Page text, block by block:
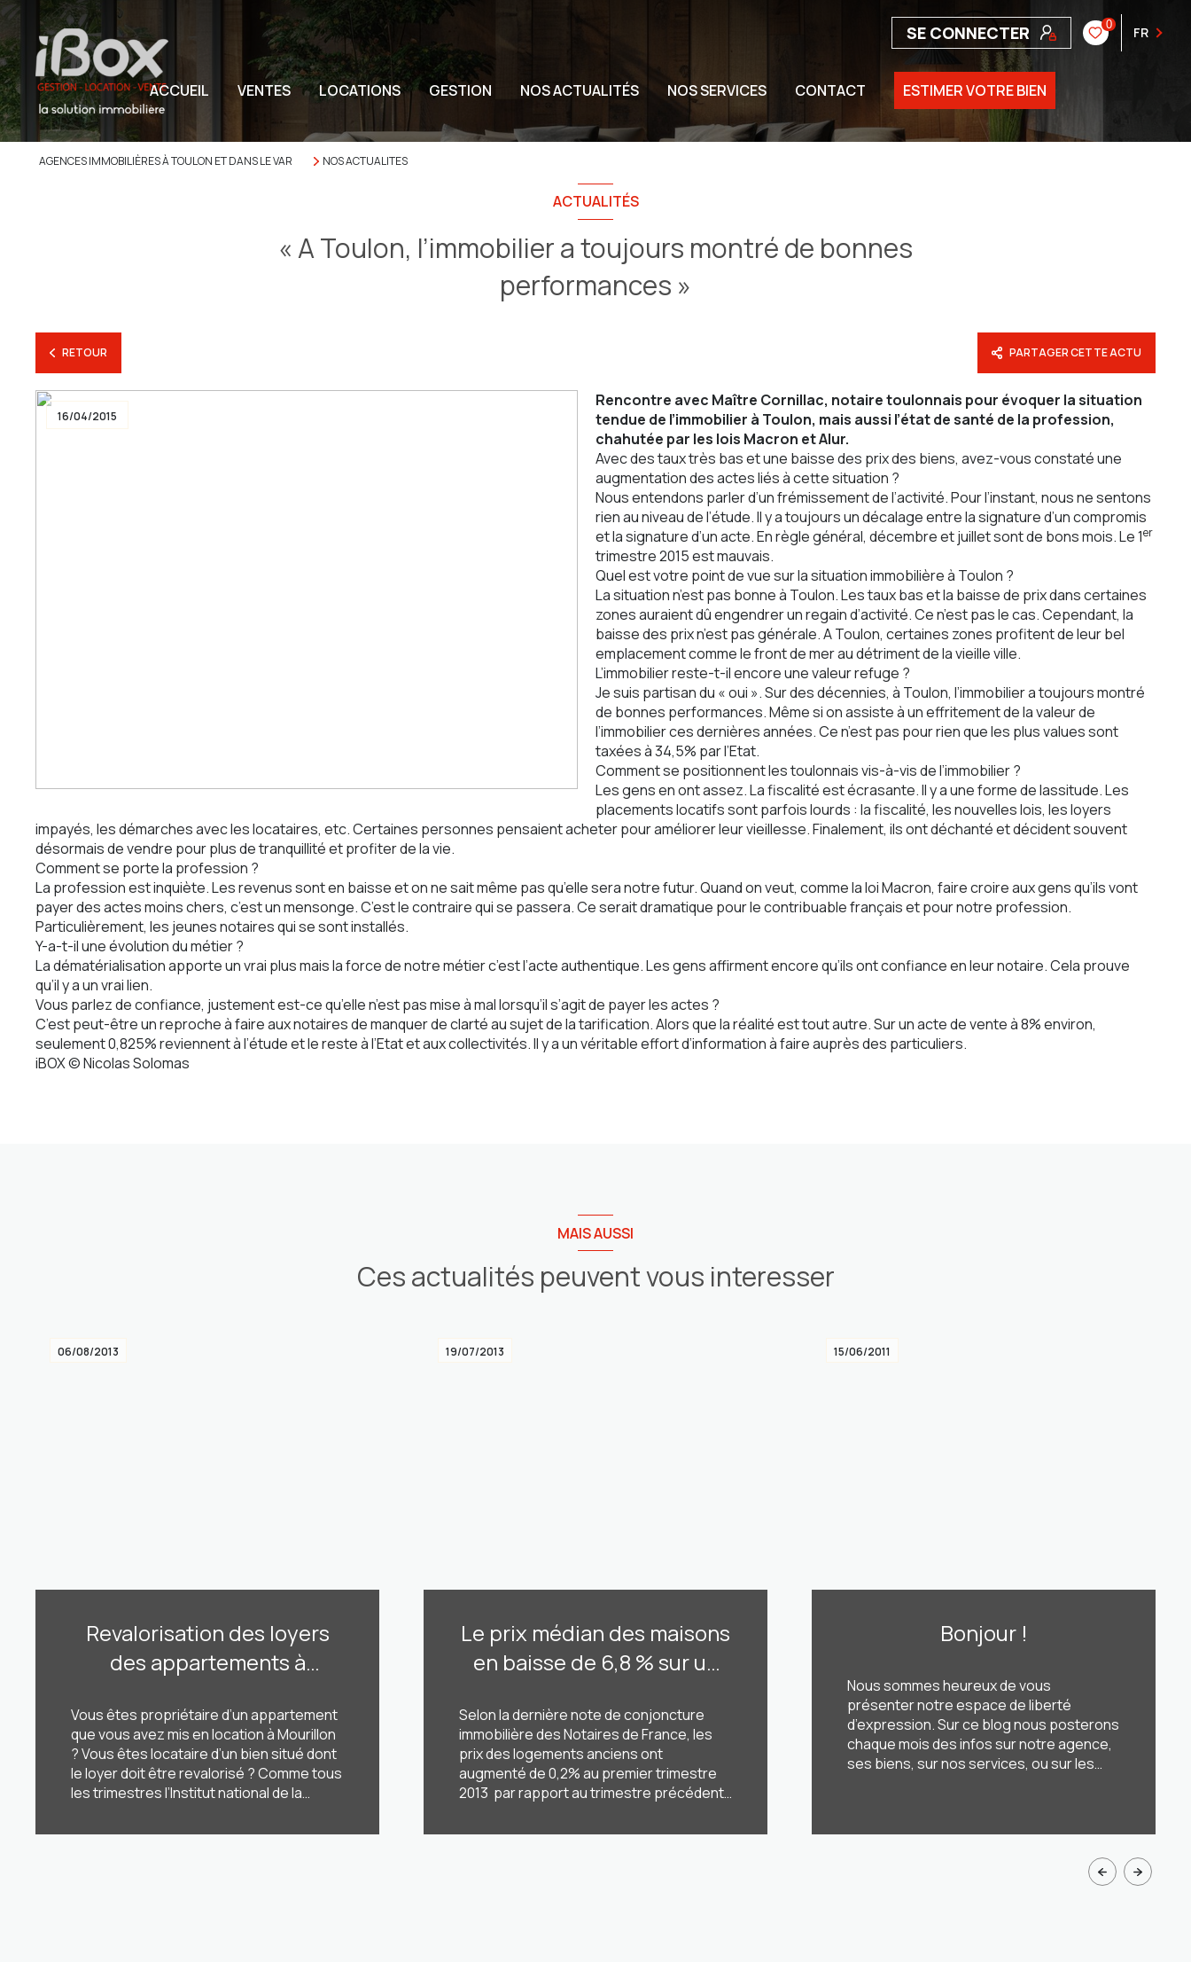
SE CONNECTER 0 FR
ACCUEIL VENTES LOCATIONS GESTION NOS ACTUALITÉS NOS SERVICES CONTACT ESTIMER VOTRE BIEN
AGENCES IMMOBILIÈRES À TOULON ET DANS LE VAR NOS ACTUALITES
ACTUALITÉS
« A Toulon, l’immobilier a toujours montré de bonnes
performances »
RETOUR PARTAGER CETTE ACTU
16/04/2015
Rencontre avec Maître Cornillac, notaire toulonnais pour évoquer la situation
tendue de l’immobilier à Toulon, mais aussi l’état de santé de la profession,
chahutée par les lois Macron et Alur.
Avec des taux très bas et une baisse des prix des biens, avez-vous constaté une
augmentation des actes liés à cette situation ?
Nous entendons parler d’un frémissement de l’activité. Pour l’instant, nous ne sentons
rien au niveau de l’étude. Il y a toujours un décalage entre la signature d’un compromis
et la signature d’un acte. En règle général, décembre et juillet sont de bons mois. Le 1er
trimestre 2015 est mauvais.
Quel est votre point de vue sur la situation immobilière à Toulon ?
La situation n’est pas bonne à Toulon. Les taux bas et la baisse de prix dans certaines
zones auraient dû engendrer un regain d’activité. Ce n’est pas le cas. Cependant, la
baisse des prix n’est pas générale. A Toulon, certaines zones profitent de leur bel
emplacement comme le front de mer au détriment de la vieille ville.
L’immobilier reste-t-il encore une valeur refuge ?
Je suis partisan du « oui ». Sur des décennies, à Toulon, l’immobilier a toujours montré
de bonnes performances. Même si on assiste à un effritement de la valeur de
l’immobilier ces dernières années. Ce n’est pas pour rien que les plus values sont
taxées à 34,5% par l’Etat.
Comment se positionnent les toulonnais vis-à-vis de l’immobilier ?
Les gens en ont assez. La fiscalité est écrasante. Il y a une forme de lassitude. Les
placements locatifs sont parfois lourds : la fiscalité, les nouvelles lois, les loyers
impayés, les démarches avec les locataires, etc. Certaines personnes pensaient acheter pour améliorer leur vieillesse. Finalement, ils ont déchanté et décident souvent
désormais de vendre pour plus de tranquillité et profiter de la vie.
Comment se porte la profession ?
La profession est inquiète. Les revenus sont en baisse et on ne sait même pas qu’elle sera notre futur. Quand on veut, comme la loi Macron, faire croire aux gens qu’ils vont
payer des actes moins chers, c’est un mensonge. C’est le contraire qui se passera. Ce serait dramatique pour le contribuable français et pour notre profession.
Particulièrement, les jeunes notaires qui se sont installés.
Y-a-t-il une évolution du métier ?
La dématérialisation apporte un vrai plus mais la force de notre métier c’est l’acte authentique. Les gens affirment encore qu’ils ont confiance en leur notaire. Cela prouve
qu’il y a un vrai lien.
Vous parlez de confiance, justement est-ce qu’elle n’est pas mise à mal lorsqu’il s’agit de payer les actes ?
C’est peut-être un reproche à faire aux notaires de manquer de clarté au sujet de la tarification. Alors que la réalité est tout autre. Sur un acte de vente à 8% environ,
seulement 0,825% reviennent à l’étude et le reste à l’Etat et aux collectivités. Il y a un véritable effort d’information à faire auprès des particuliers.
iBOX © Nicolas Solomas
MAIS AUSSI
Ces actualités peuvent vous interesser
06/08/2013
Revalorisation des loyers
des appartements à
maximum selon l’Insee !
Vous êtes propriétaire d’un appartement
que vous avez mis en location à Mourillon
? Vous êtes locataire d’un bien situé dont
le loyer doit être revalorisé ? Comme tous
les trimestres l’Institut national de la
(Insee) vient de publier en cette mi-juillet
LIRE CETTE ACTU
19/07/2013
Le prix médian des maisons
en baisse de 6,8 % sur un
notaires
Selon la dernière note de conjoncture
immobilière des Notaires de France, les
prix des logements anciens ont
augmenté de 0,2% au premier trimestre
2013 par rapport au trimestre précédent
restés stables pour les appartements
LIRE CETTE ACTU
15/06/2011
Bonjour !
Nous sommes heureux de vous
présenter notre espace de liberté
d’expression. Sur ce blog nous posterons
chaque mois des infos sur notre agence,
ses biens, sur nos services, ou sur les